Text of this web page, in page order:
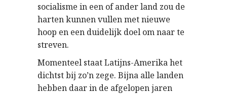
socialisme in een of ander land zou de
harten kunnen vullen met nieuwe
hoop en een duidelijk doel om naar te
streven.
Momenteel staat Latijns-Amerika het
dichtst bij zo’n zege. Bijna alle landen
hebben daar in de afgelopen jaren